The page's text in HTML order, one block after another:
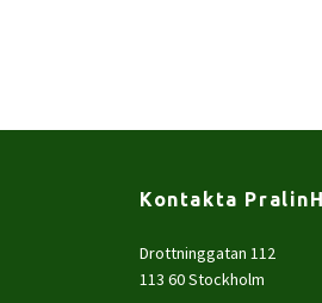
Kontakta
Drottninggatan 112
113 60 Stockholm